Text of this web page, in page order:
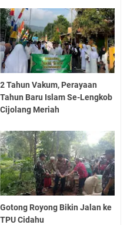
2 Tahun Vakum, Perayaan
Tahun Baru Islam Se-Lengkob
Cijolang Meriah
Gotong Royong Bikin Jalan ke
TPU Cidahu